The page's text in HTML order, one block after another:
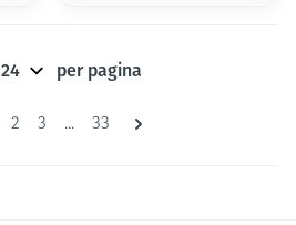
Pagina's
momenteel pagina
Pagina
2 Pagina
3 ... Pagina
33
per pagina